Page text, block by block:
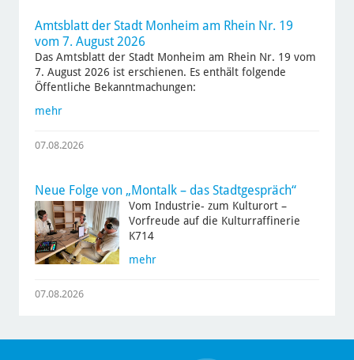
Amtsblatt der Stadt Monheim am Rhein Nr. 19
vom 7. August 2026
Das Amtsblatt der Stadt Monheim am Rhein Nr. 19 vom
7. August 2026 ist erschienen. Es enthält folgende
Öffentliche Bekanntmachungen:
mehr
07.08.2026
Neue Folge von „Montalk – das Stadtgespräch“
Vom Industrie- zum Kulturort –
Vorfreude auf die Kulturraffinerie
K714
mehr
07.08.2026